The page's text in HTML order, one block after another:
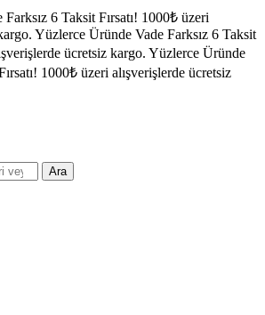
6 Taksit Fırsatı! 1000₺ üzeri
Yüzlerce Üründe Vade Farksız 6 Taksit
ücretsiz kargo. Yüzlerce Üründe
1000₺ üzeri alışverişlerde ücretsiz
Ara